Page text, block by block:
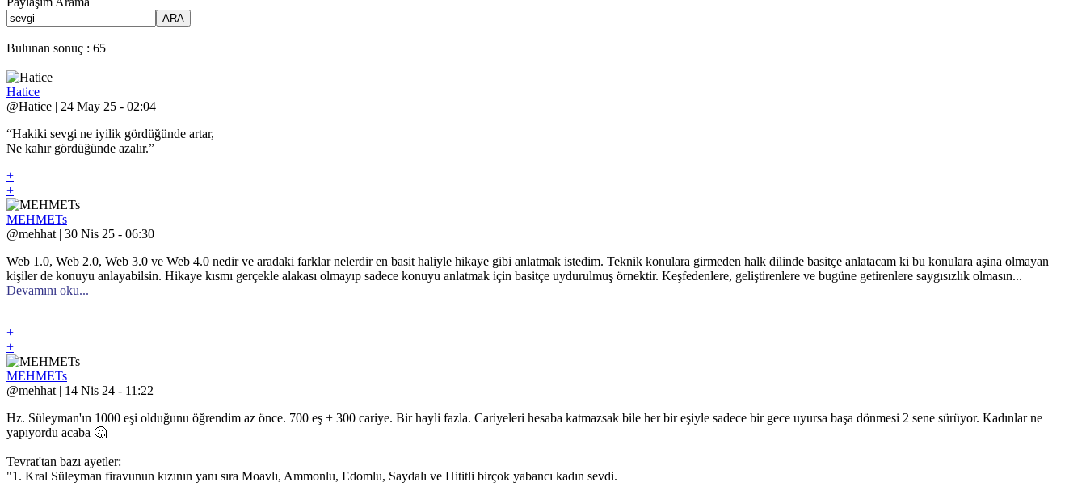
ARA
Bulunan sonuç : 65
Hatice
@Hatice | 24 May 25 - 02:04
“Hakiki sevgi ne iyilik gördüğünde artar,
Ne kahır gördüğünde azalır.”
+
+
MEHMETs
@mehhat | 30 Nis 25 - 06:30
Web 1.0, Web 2.0, Web 3.0 ve Web 4.0 nedir ve aradaki farklar nelerdir en basit haliyle hikaye gibi anlatmak istedim. Teknik konulara girmeden halk dilinde basitçe anlatacam ki bu konulara aşina olmayan
kişiler de konuyu anlayabilsin. Hikaye kısmı gerçekle alakası olmayıp sadece konuyu anlatmak için basitçe uydurulmuş örnektir. Keşfedenlere, geliştirenlere ve bugüne getirenlere saygısızlık olmasın...
Devamını oku...
+
+
MEHMETs
@mehhat | 14 Nis 24 - 11:22
Hz. Süleyman'ın 1000 eşi olduğunu öğrendim az önce. 700 eş + 300 cariye. Bir hayli fazla. Cariyeleri hesaba katmazsak bile her bir eşiyle sadece bir gece uyursa başa dönmesi 2 sene sürüyor. Kadınlar ne
yapıyordu acaba 🤔
Tevrat'tan bazı ayetler:
"1. Kral Süleyman firavunun kızının yanı sıra Moavlı, Ammonlu, Edomlu, Saydalı ve Hititli birçok yabancı kadın sevdi.